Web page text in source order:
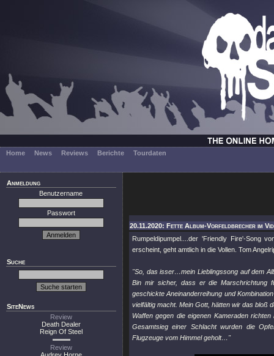
Home News Reviews Berichte Tourdaten
Anmeldung
Benutzername
Passwort
Suche
SiteNews
Review
Death Dealer
Reign Of Steel
Review
20.11.2020: Fette Album-Vorfeldbrecher im
Rumpeldipumpel....der 'Friendly Fire'-Song
erscheint, geht amtlich in die Vollen. Tom
"So, das isser…mein Lieblingssong auf dem
Bin mir sicher, dass er die Marschrichtung
geschickte Aneinanderreihung und
vielfältig macht. Mein Gott, hätten wir das bloß
Waffen gegen die eigenen Kameraden
Gesamtsieg einer Schlacht wurden die
Flugzeuge vom Himmel geholt…"